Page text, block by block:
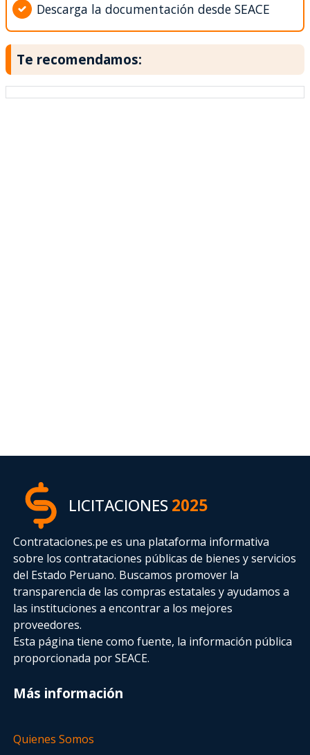
Descarga la documentación desde SEACE
Te recomendamos:
LICITACIONES2025
Contrataciones.pe es una plataforma informativa
sobre los contrataciones públicas de bienes y servicios
del Estado Peruano. Buscamos promover la
transparencia de las compras estatalesy ayudamos a
las instituciones a encontrar a los mejores
proveedores.
Esta página tiene como fuente, la información pública
proporcionada por SEACE.
Más información
Quienes Somos